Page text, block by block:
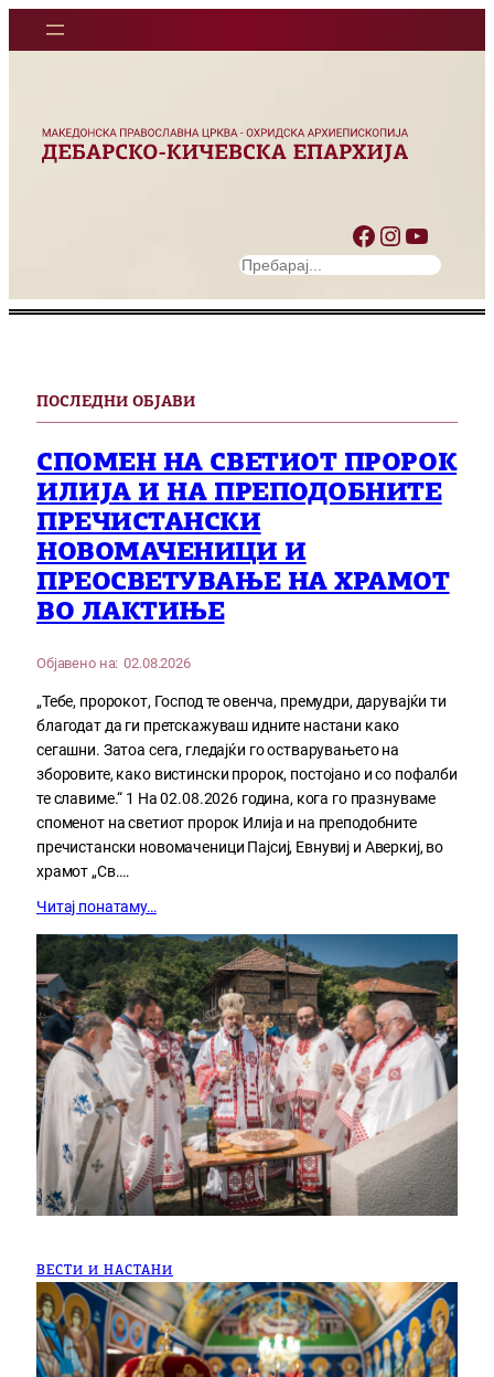
Facebook Instagram YouTube
S
a
ПОСЛЕДНИ ОБЈАВИ
СПОМЕН НА СВЕТИОТ ПРОРОК
ИЛИЈА И НА ПРЕПОДОБНИТЕ
ПРЕЧИСТАНСКИ
НОВОМАЧЕНИЦИ И
ПРЕОСВЕТУВАЊЕ НА ХРАМОТ
ВО ЛАКТИЊЕ
Објавено на: 02.08.2026
„Тебе, пророкот, Господ те овенча, премудри, дарувајќи ти
благодат да ги претскажуваш идните настани како
сегашни. Затоа сега, гледајќи го остварувањето на
зборовите, како вистински пророк, постојано и со пофалби
те славиме.“ 1 На 02.08.2026 година, кога го празнуваме
споменот на светиот пророк Илија и на преподобните
пречистански новомаченици Пајсиј, Евнувиј и Аверкиј, во
храмот „Св.…
Читај понатаму…
ВЕСТИ И НАСТАНИ